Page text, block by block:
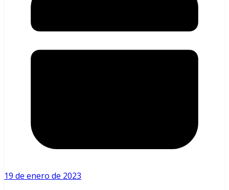
19 de enero de 2023